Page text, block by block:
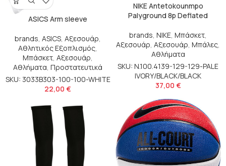
ASICS Arm sleeve
brands, ASICS, Αξεσουάρ,
Αθλητικός Εξοπλισμός,
Μπάσκετ, Αξεσουάρ,
Αθλήματα, Προστατευτικά
SKU: 3033B303-100-100-WHITE
22,00 €
NIKE Antetokounmpo
Palyground 8p Deflated
brands,NIKE,Μπάσκετ,
Αξεσουάρ,Αξεσουάρ,Μπάλες,
Αθλήματα
SKU: N.100.4139-129-129-PALE
IVORY/BLACK/BLACK
37,00 €